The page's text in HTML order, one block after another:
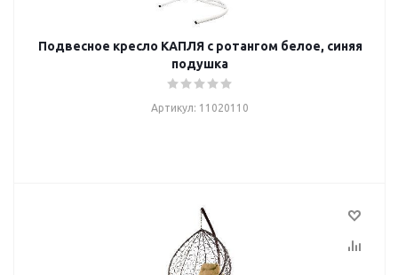
Подвесное кресло КАПЛЯ с ротангом белое, синяя
подушка
Артикул: 11020110